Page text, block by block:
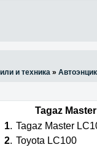
и техника »
Tagaz
1. Tagaz Master
2. Toyota LC100